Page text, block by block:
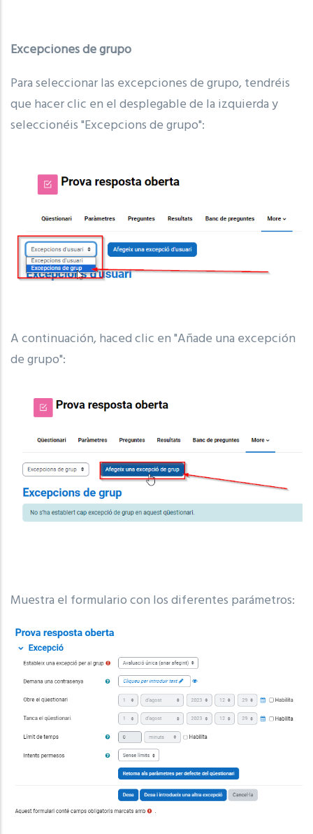
Excepciones de grupo
Para seleccionar las excepciones de grupo, tendréis
que hacer clic en el desplegable de la izquierda y
seleccionéis "Excepcions de grupo":
A continuación, haced clic en "Añade una excepción
de grupo":
Muestra el formulario con los diferentes parámetros: